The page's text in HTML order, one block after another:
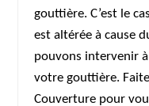
gouttière. C’est le
est altérée à cause
pouvons intervenir
votre gouttière.
Couverture pour